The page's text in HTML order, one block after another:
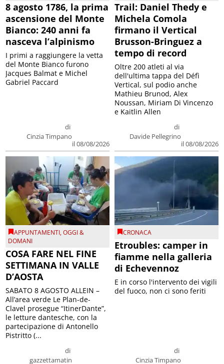
8 agosto 1786, la prima
ascensione del Monte
Bianco: 240 anni fa
nasceva l’alpinismo
di
Cinzia Timpano
il 08/08/2026
I primi a raggiungere la vetta
del Monte Bianco furono
Jacques Balmat e Michel
Gabriel Paccard
Trail: Daniel Thedy e
Michela Comola
firmano il Vertical
Brusson-Bringuez a
tempo di record
di
Davide Pellegrino
il 08/08/2026
Oltre 200 atleti al via
dell'ultima tappa del Défì
Vertical, sul podio anche
Mathieu Brunod, Alex
Noussan, Miriam Di Vincenzo
e Kaitlin Allen
APPUNTAMENTI,OGGI &
DOMANI
COSA FARE NEL FINE
SETTIMANA IN VALLE
D’AOSTA
di
gazzettamatin
SABATO 8 AGOSTO ALLEIN –
All’area verde Le Plan-de-
Clavel prosegue “ItinerDante”,
le letture dantesche, con la
partecipazione di Antonello
Pistritto (...
CRONACA
Etroubles: camper in
fiamme nella galleria
di Echevennoz
di
Cinzia Timpano
E in corso l'intervento dei vigili
del fuoco, non ci sono feriti